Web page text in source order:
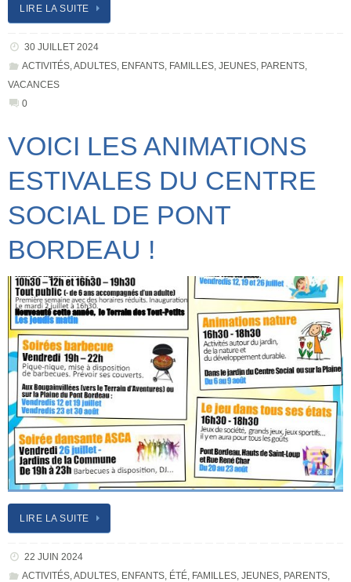
LIRE LA SUITE
30 JUILLET 2024
ACTIVITÉS,ADULTES, ENFANTS, FAMILLES, JEUNES, PARENTS,
VACANCES
0
VOICI LES ANIMATIONS
ESTIVALES DU CENTRE
SOCIAL DE PONT
BORDEAU !
LIRE LA SUITE
22 JUIN 2024
ACTIVITÉS, ADULTES, ENFANTS, ÉTÉ, FAMILLES, JEUNES, PARENTS,